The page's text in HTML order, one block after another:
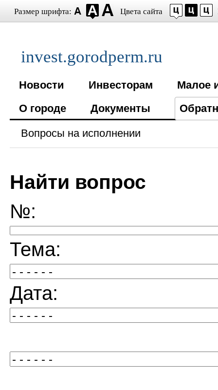
Размер шрифта: Цвета сайта
invest.gorodperm.ru
Новости Инвесторам
Малое
О городе
Документы
Вопросы на исполнении
Найти вопрос
№:
Тема:
Дата: